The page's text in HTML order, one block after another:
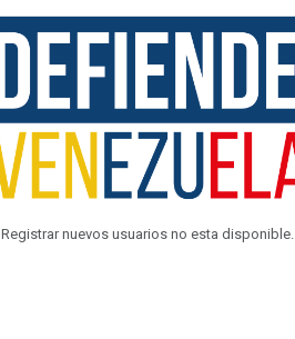
Registrar nuevos usuarios no esta disponible.